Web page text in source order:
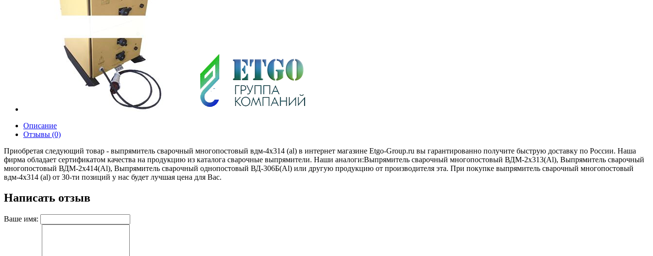
Описание
Отзывы (0)
Приобретая следующий товар - выпрямитель сварочный многопостовый вдм-4х314 (al) в интернет магазине Etgo-Group.ru вы гарантированно получите быструю доставку по России. Наша
фирма обладает сертификатом качества на продукцию из каталога сварочные выпрямители. Наши аналоги:Выпрямитель сварочный многопостовый ВДМ-2х313(Al), Выпрямитель сварочный
многопостовый ВДМ-2х414(Al), Выпрямитель сварочный однопостовый ВД-306Б(Al) или другую продукцию от производителя эта. При покупке выпрямитель сварочный многопостовый
вдм-4х314 (al) от 30-ти позиций у нас будет лучшая цена для Вас.
Написать отзыв
Ваше имя: